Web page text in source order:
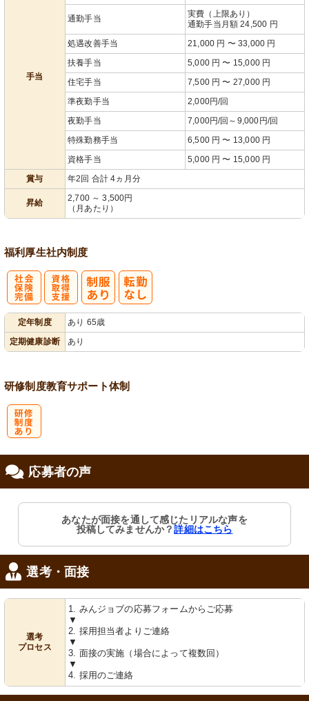
手当
通勤手当
実費（上限あり）
通勤手当月額 24,500 円
処遇改善手当
21,000 円 〜 33,000 円
扶養手当
5,000 円 〜 15,000 円
住宅手当
7,500 円 〜 27,000 円
準夜勤手当
2,000円/回
夜勤手当
7,000円/回～9,000円/回
特殊勤務手当
6,500 円 〜 13,000 円
資格手当
5,000 円 〜 15,000 円
賞与
年2回 合計 4ヵ月分
昇給
2,700 ～ 3,500円
（月あたり）
福利厚生社内制度
定年制度
あり 65歳
定期健康診断
あり
研修制度教育サポート体制
応募者の声
あなたが面接を通して感じたリアルな声を
投稿してみませんか？詳細はこちら
選考・面接
選考
プロセス
1. みんジョブの応募フォームからご応募
▼
2. 採用担当者よりご連絡
▼
3. 面接の実施（場合によって複数回）
▼
4. 採用のご連絡